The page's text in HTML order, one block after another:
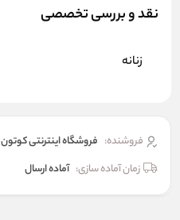
نقد و بررسی تخصصی
زنانه
فروشنده: فروشگاه اینترنتی کوتون
زمان آماده سازی: آماده ارسال